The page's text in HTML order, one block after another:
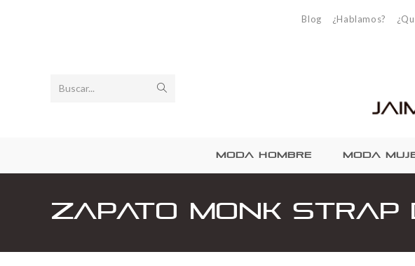
Blog ¿Hablamos?
Buscar...
MODA HOMBRE MODA
Zapato Monk Strap